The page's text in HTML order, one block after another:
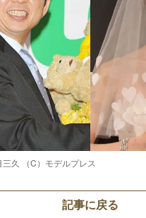
久 （C）モデルプレス
記事に戻る